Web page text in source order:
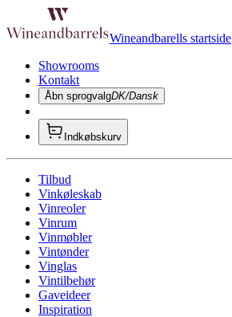
Wineandbarells startside
Showrooms
Kontakt
Åbn sprogvalgDK/Dansk
Indkøbskurv
Tilbud
Vinkøleskab
Vinreoler
Vinrum
Vinmøbler
Vintønder
Vinglas
Vintilbehør
Gaveideer
Inspiration